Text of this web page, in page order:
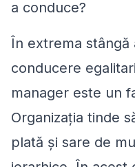
a conduce?
În extrema stângă
conducere
manager este un
Organizația tinde
plată și sare de